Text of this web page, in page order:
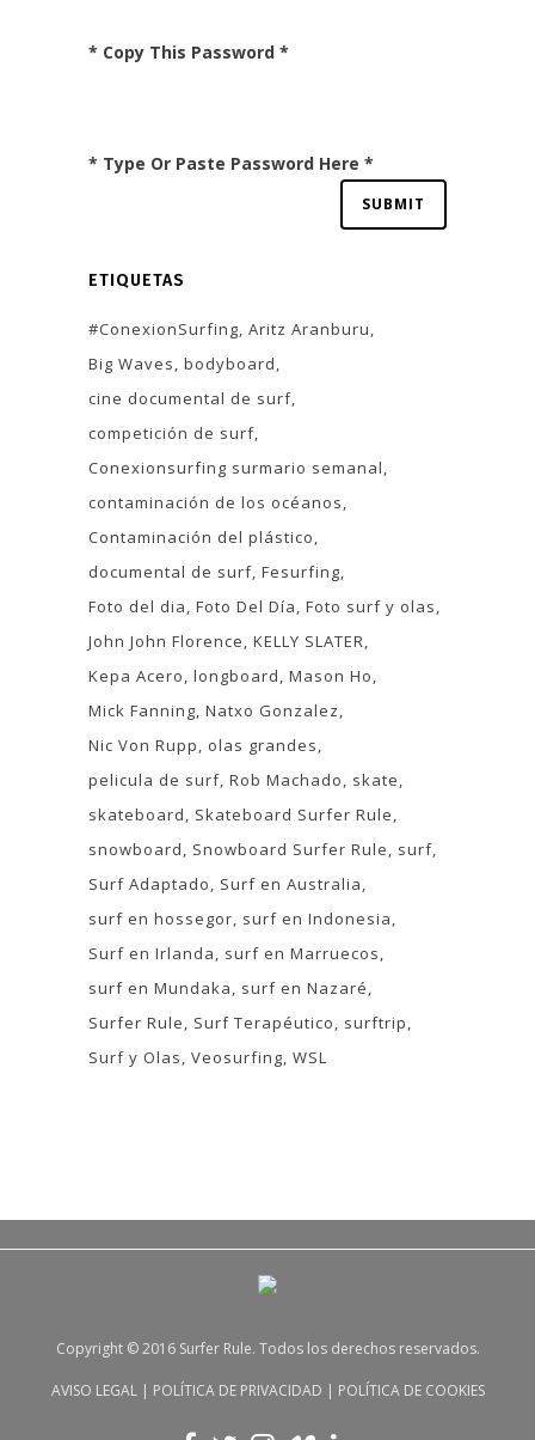
* Copy This Password *
* Type Or Paste Password Here *
ETIQUETAS
#ConexionSurfing Aritz Aranburu
Big Waves bodyboard
cine documental de surf
competición de surf
Conexionsurfing surmario semanal
contaminación de los océanos
Contaminación del plástico
documental de surf Fesurfing
Foto del dia Foto Del Día Foto surf y olas
John John Florence KELLY SLATER
Kepa Acero longboard Mason Ho
Mick Fanning Natxo Gonzalez
Nic Von Rupp
olas grandes
pelicula de surf Rob Machado
skate
skateboard
Skateboard Surfer Rule
snowboard
Snowboard Surfer Rule
surf
Surf Adaptado
Surf en Australia
surf en hossegor surf en Indonesia
Surf en Irlanda
surf en Marruecos
surf en Mundaka
surf en Nazaré
Surfer Rule
Surf Terapéutico
surftrip
Surf y Olas Veosurfing WSL
Copyright © 2016 Surfer Rule. Todos los derechos reservados.
AVISO LEGAL| POLÍTICA DE PRIVACIDAD | POLÍTICA DE COOKIES